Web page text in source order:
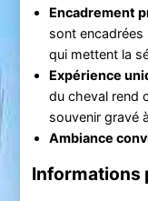
Encadrement
sont
qui mettent la
Expérience
du cheval rend
souvenir gravé
Ambiance
Informations